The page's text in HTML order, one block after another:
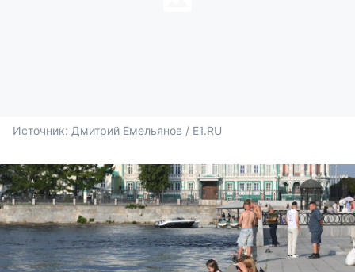
Источник: Дмитрий Емельянов / E1.RU